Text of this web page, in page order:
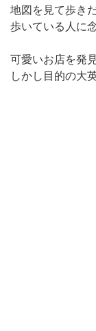
地図を見て歩き
歩いている人に
可愛いお店を発見
しかし目的の大